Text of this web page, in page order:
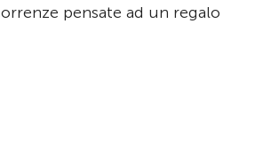
pensate ad un regalo